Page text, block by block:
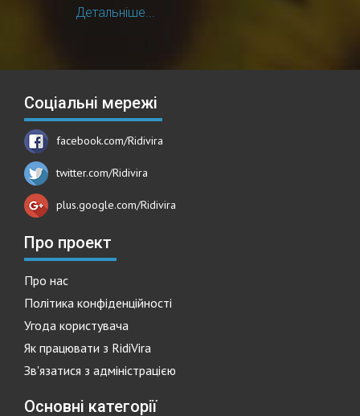
Детальніше...
Соціальні мережі
facebook.com/Ridivira
twitter.com/Ridivira
plus.google.com/Ridivira
Про проект
Про нас
Політика конфіденційності
Угода користувача
Як працювати з RidiVira
Зв'язатися з адміністрацією
Основні категорії